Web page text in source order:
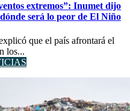
extremos”: Inumet dijo
será lo peor de El Niño
que el país afrontará el
los...